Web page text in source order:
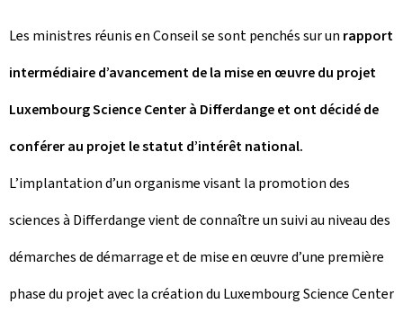
Les ministres réunis en Conseil se sont penchés sur un rapport
intermédiaire d’avancement de la mise en œuvre du projet
Luxembourg Science Center à Differdange et ont décidé de
conférer au projet le statut d’intérêt national.
L’implantation d’un organisme visant la promotion des
sciences à Differdange vient de connaître un suivi au niveau des
démarches de démarrage et de mise en œuvre d’une première
phase du projet avec la création du Luxembourg Science Center